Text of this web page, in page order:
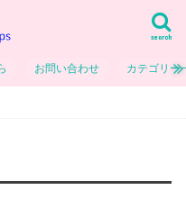
search
お問い合わせ カテゴリー